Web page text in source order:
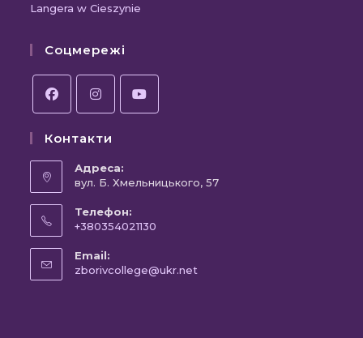
Langera w Cieszynie
Соцмережі
в
новій
вкладці
в
новій
вкладці
новій
вкладці
Контакти
Адреса:
вул. Б. Хмельницького, 57
Телефон:
+380354021130
у
Email:
zborivcollege@ukr.net